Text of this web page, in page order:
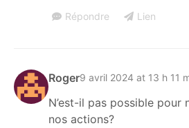
Répondre Lien
Roger9 avril 2024 at 13 h 11
N’est-il pas possible pour
nos actions?